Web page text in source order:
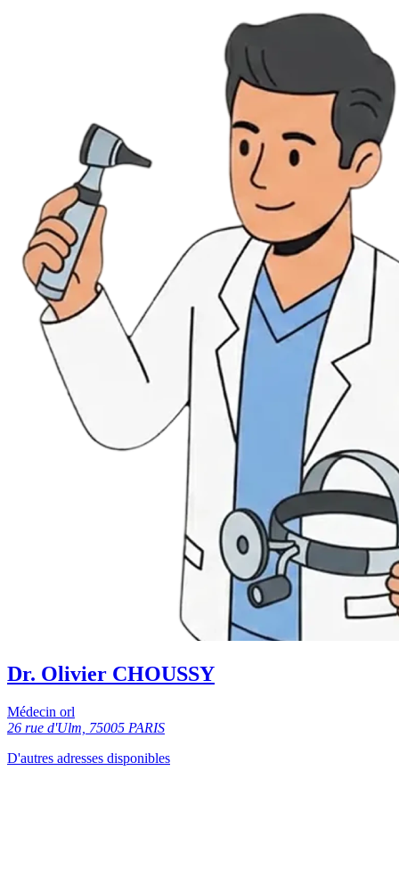
Dr. Olivier CHOUSSY
Médecin orl
26 rue d'Ulm, 75005 PARIS
D'autres adresses disponibles